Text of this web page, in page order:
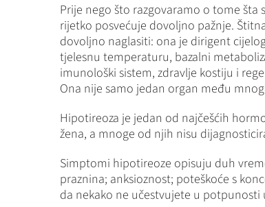
Prije nego što razgovaramo o tome šta
rijetko posvećuje dovoljno pažnje.
dovoljno naglasiti: ona je dirigent
tjelesnu temperaturu, bazalni
imunološki sistem, zdravlje kostiju i
Ona nije samo jedan organ među
Hipotireoza je jedan od najčešćih
žena, a mnoge od njih nisu
Simptomi hipotireoze opisuju duh
praznina; anksioznost; poteškoće s
da nekako ne učestvujete u potpunosti